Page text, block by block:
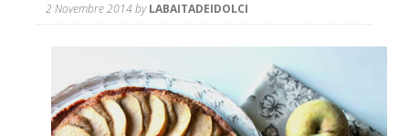
2 Novembre 2014byLABAITADEIDOLCI